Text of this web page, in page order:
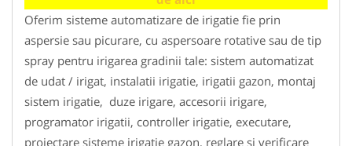
Oferim sisteme automatizare de irigatie fie prin
aspersie sau picurare, cu aspersoare rotative sau de tip
spray pentru irigarea gradinii tale: sistem automatizat
de udat / irigat, instalatii irigatie, irigatii gazon, montaj
sistem irigatie, duze irigare, accesorii irigare,
programator irigatii, controller irigatie, executare,
proiectare sisteme irigatie gazon, reglare si verificare